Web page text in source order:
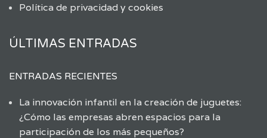
Política de privacidad y cookies
ÚLTIMAS ENTRADAS
ENTRADAS RECIENTES
La innovación infantil en la creación de juguetes:
¿Cómo las empresas abren espacios para la
participación de los más pequeños?